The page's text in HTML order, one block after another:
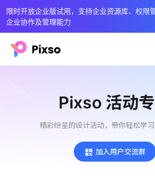
限时开放企业版试用，支持企业资源库、权限
企业协作及管理能力
Pixso 活动
精彩纷呈的设计活动，带你轻松学
加入用户交流群